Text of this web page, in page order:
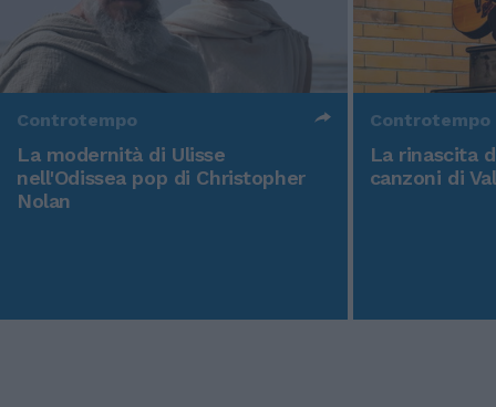
Controtempo
La modernità di Ulisse
nell'Odissea pop di Christopher
Nolan
Controtempo
La rinascita
canzoni di